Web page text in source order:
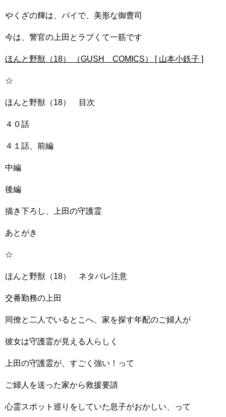
やくざの輝は、バイで、美形な御曹司
今は、警官の上田とラブくて一筋です
ほんと野獣（18） （GUSH COMICS） [ 山本小鉄子 ]
☆
ほんと野獣（18） 目次
４０話
４１話、前編
中編
後編
描き下ろし、上田の守護霊
あとがき
☆
ほんと野獣（18） ネタバレ注意
交番勤務の上田
同僚と二人でいるとこへ、家を探す年配のご婦人が
彼女は守護霊が見える人らしく
上田の守護霊が、すごく強い！って
ご婦人を送った家から救援要請
心霊スポット巡りをしていた息子がおかしい、って